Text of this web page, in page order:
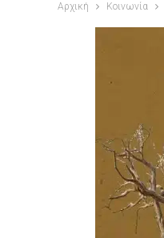
Αρχική Κοινωνία